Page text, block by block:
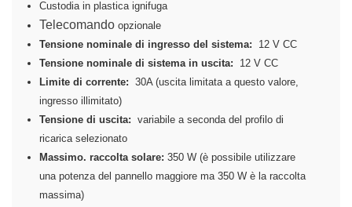
Custodia in plastica ignifuga
Telecomando opzionale
Tensione nominale di ingresso del sistema: 12 V CC
Tensione nominale di sistema in uscita: 12 V CC
Limite di corrente: 30A (uscita limitata a questo valore,
ingresso illimitato)
Tensione di uscita: variabile a seconda del profilo di
ricarica selezionato
Massimo. raccolta solare: 350 W (è possibile utilizzare
una potenza del pannello maggiore ma 350 W è la raccolta
massima)